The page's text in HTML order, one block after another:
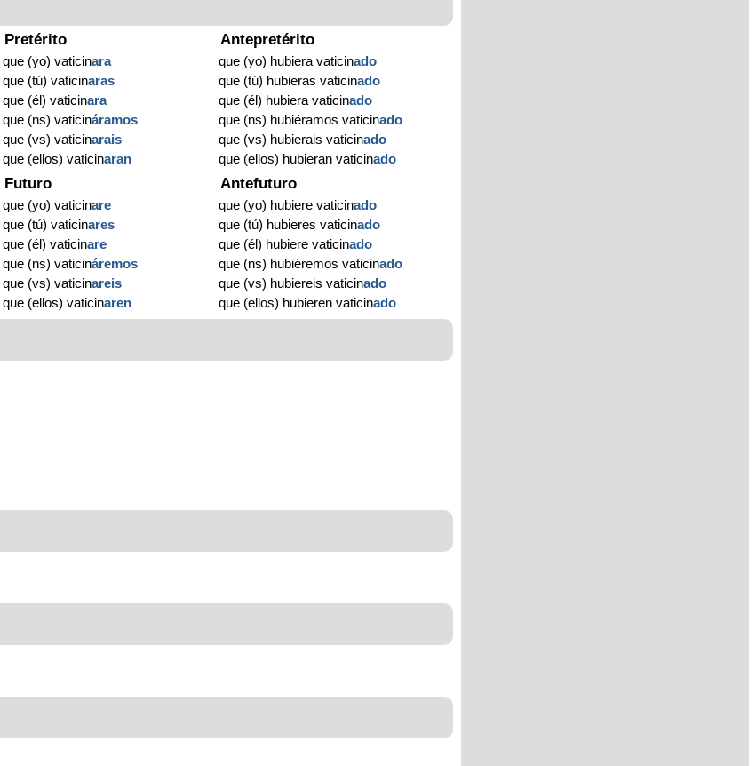
Pretérito
que (yo) vaticinara
que (tú) vaticinaras
que (él) vaticinara
que (ns) vaticináramos
que (vs) vaticinarais
que (ellos) vaticinaran
Antepretérito
que (yo) hubiera vaticinado
que (tú) hubieras vaticinado
que (él) hubiera vaticinado
que (ns) hubiéramos vaticinado
que (vs) hubierais vaticinado
que (ellos) hubieran vaticinado
Futuro
que (yo) vaticinare
que (tú) vaticinares
que (él) vaticinare
que (ns) vaticináremos
que (vs) vaticinareis
que (ellos) vaticinaren
Antefuturo
que (yo) hubiere vaticinado
que (tú) hubieres vaticinado
que (él) hubiere vaticinado
que (ns) hubiéremos vaticinado
que (vs) hubiereis vaticinado
que (ellos) hubieren vaticinado